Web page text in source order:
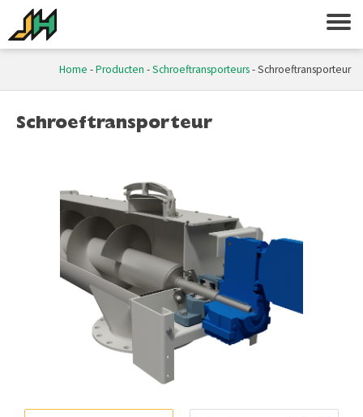
Home -Producten -Schroeftransporteurs-Schroeftransporteur
Schroeftransporteur